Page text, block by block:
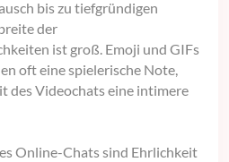
bis zu tiefgründigen
der
ist groß. Emoji und GIFs
oft eine spielerische Note,
des Videochats eine intimere
Online-Chats sind Ehrlichkeit